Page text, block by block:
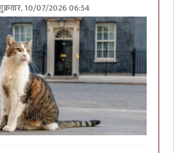
10/07/2026 06:54
toफोटो चढवण्यात अपयश आलेले आहे…